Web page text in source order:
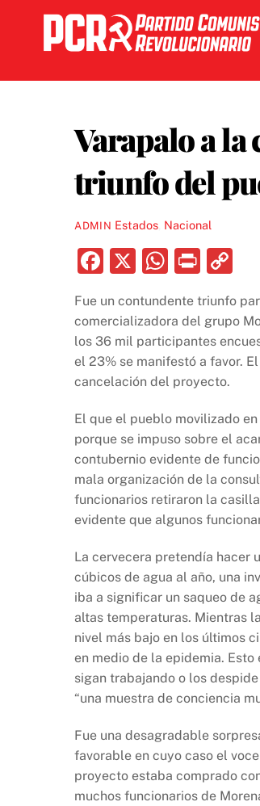
content
Varapalo a la
triunfo del
ADMIN Estados Nacional
F
c
e
b
o
o
k
X
W
at
s
A
p
p
P
nt p
y
Li
k
Fue un contundente triunfo
comercializadora del grupo
los 36 mil participantes
el 23% se manifestó a favor.
cancelación del proyecto.
El que el pueblo movilizado
porque se impuso sobre el
contubernio evidente de
mala organización de la
funcionarios retiraron la
evidente que algunos
La cervecera pretendía hacer
cúbicos de agua al año, una
iba a significar un saqueo de
altas temperaturas. Mientras
nivel más bajo en los últimos
en medio de la epidemia.
sigan trabajando o los
“una muestra de conciencia
Fue una desagradable
favorable en cuyo caso el
proyecto estaba comprado
muchos funcionarios de